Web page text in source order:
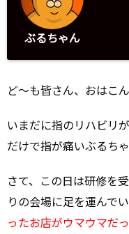
ぶるちゃん
ど～も皆さん、おはこ
いまだに指のリハビリ
だけで指が痛いぶるちゃ
さて、この日は研修を
りの会場に足を運んでい
ったお店がウマウマだ